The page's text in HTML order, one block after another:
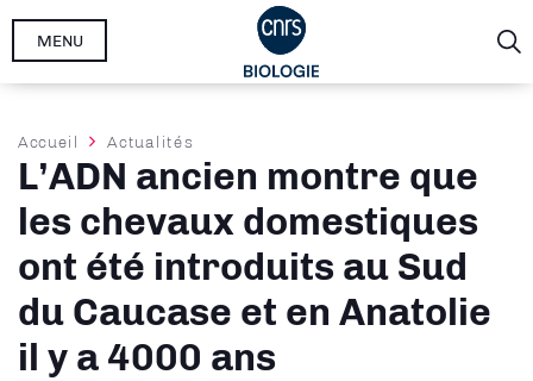
Aller
MENU
Fil
d'Ariane
Accueil Actualités
L’ADN ancien montre que
les chevaux domestiques
ont été introduits au Sud
du Caucase et en Anatolie
il y a 4000 ans